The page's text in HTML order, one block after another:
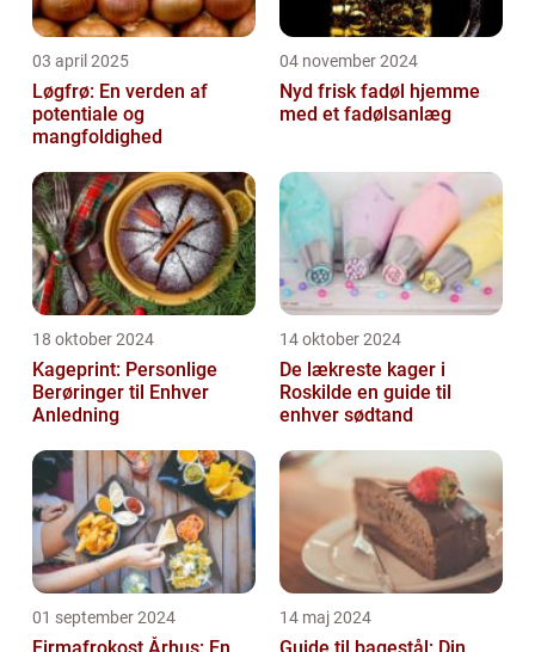
03 april 2025
Løgfrø: En verden af
potentiale og
mangfoldighed
04 november 2024
Nyd frisk fadøl hjemme
med et fadølsanlæg
18 oktober 2024
Kageprint: Personlige
Berøringer til Enhver
Anledning
14 oktober 2024
De lækreste kager i
Roskilde en guide til
enhver sødtand
01 september 2024 14 maj 2024